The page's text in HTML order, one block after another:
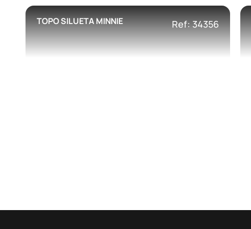
TOPO SILUETA MINNIE Ref: 34356